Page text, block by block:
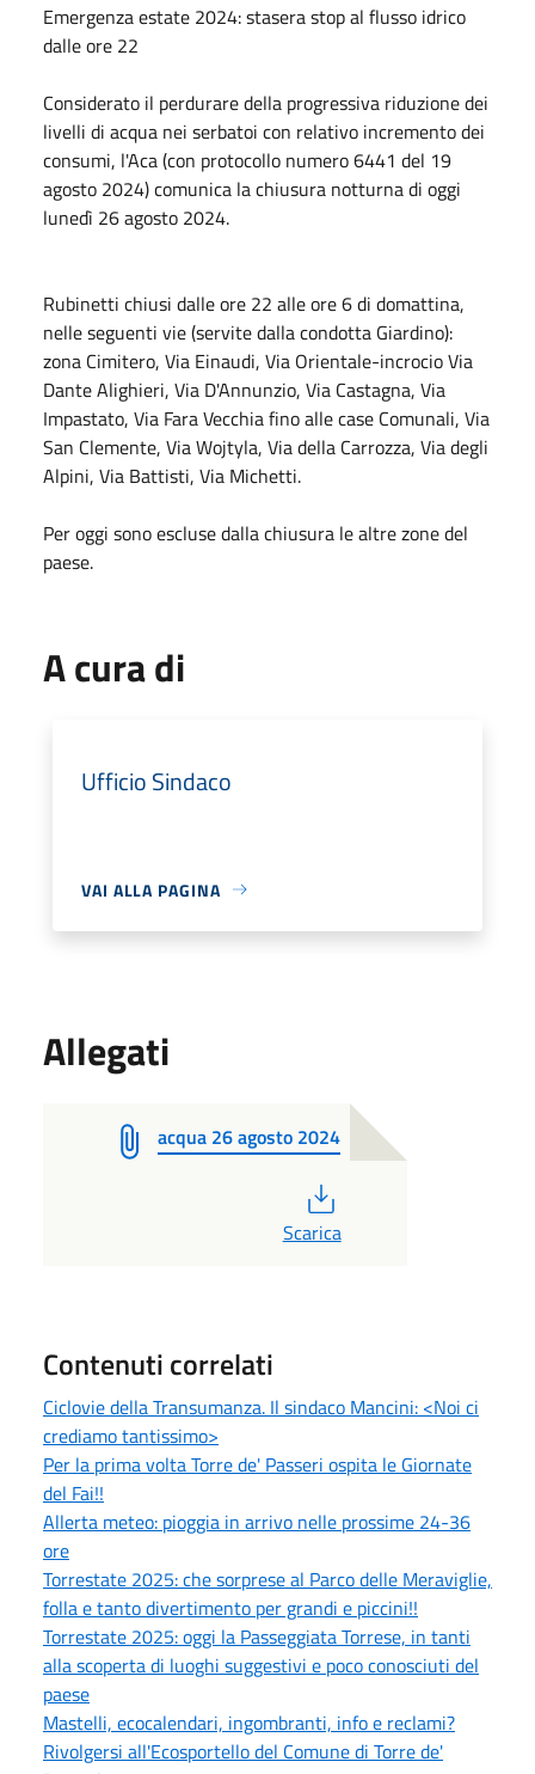
Emergenza estate 2024: stasera stop al flusso idrico
dalle ore 22
Considerato il perdurare della progressiva riduzione dei
livelli di acqua nei serbatoi con relativo incremento dei
consumi, l'Aca (con protocollo numero 6441 del 19
agosto 2024) comunica la chiusura notturna di oggi
lunedì 26 agosto 2024.
Rubinetti chiusi dalle ore 22 alle ore 6 di domattina,
nelle seguenti vie (servite dalla condotta Giardino):
zona Cimitero, Via Einaudi, Via Orientale-incrocio Via
Dante Alighieri, Via D'Annunzio, Via Castagna, Via
Impastato, Via Fara Vecchia fino alle case Comunali, Via
San Clemente, Via Wojtyla, Via della Carrozza, Via degli
Alpini, Via Battisti, Via Michetti.
Per oggi sono escluse dalla chiusura le altre zone del
paese.
A cura di
Ufficio Sindaco
VAI ALLA PAGINA
Allegati
acqua 26 agosto 2024
Scarica
Contenuti correlati
Ciclovie della Transumanza. Il sindaco Mancini: <Noi ci
crediamo tantissimo>
Per la prima volta Torre de' Passeri ospita le Giornate
del Fai!!
Allerta meteo: pioggia in arrivo nelle prossime 24-36
ore
Torrestate 2025: che sorprese al Parco delle Meraviglie,
folla e tanto divertimento per grandi e piccini!!
Torrestate 2025: oggi la Passeggiata Torrese, in tanti
alla scoperta di luoghi suggestivi e poco conosciuti del
paese
Mastelli, ecocalendari, ingombranti, info e reclami?
Rivolgersi all'Ecosportello del Comune di Torre de'